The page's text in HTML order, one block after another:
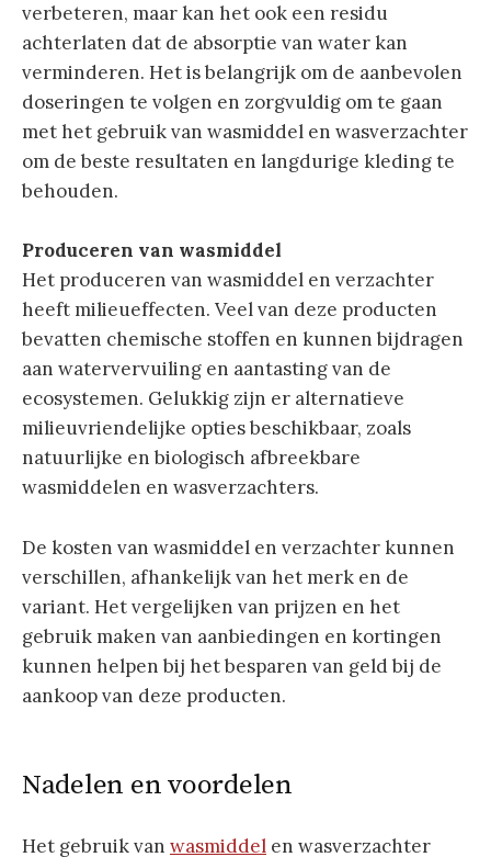
verbeteren, maar kan het ook een residu
achterlaten dat de absorptie van water kan
verminderen. Het is belangrijk om de aanbevolen
doseringen te volgen en zorgvuldig om te gaan
met het gebruik van wasmiddel en wasverzachter
om de beste resultaten en langdurige kleding te
behouden.
Produceren van wasmiddel
Het produceren van wasmiddel en verzachter
heeft milieueffecten. Veel van deze producten
bevatten chemische stoffen en kunnen bijdragen
aan watervervuiling en aantasting van de
ecosystemen. Gelukkig zijn er alternatieve
milieuvriendelijke opties beschikbaar, zoals
natuurlijke en biologisch afbreekbare
wasmiddelen en wasverzachters.
De kosten van wasmiddel en verzachter kunnen
verschillen, afhankelijk van het merk en de
variant. Het vergelijken van prijzen en het
gebruik maken van aanbiedingen en kortingen
kunnen helpen bij het besparen van geld bij de
aankoop van deze producten.
Nadelen en voordelen
Het gebruik van wasmiddel en wasverzachter